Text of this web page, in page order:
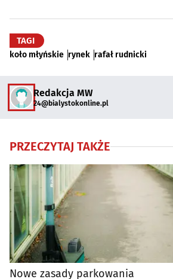
TAGI
koło młyńskie rynek rafał rudnicki
Redakcja MW
24@bialystokonline.pl
PRZECZYTAJ TAKŻE
Nowe zasady parkowania